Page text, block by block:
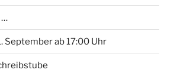
…
September ab 17:00 Uhr